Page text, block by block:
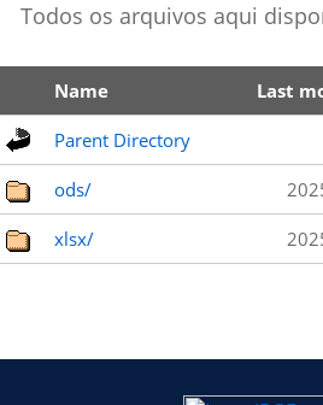
Todos os arquivos aqui
Name Last
Parent Directory
ods/
xlsx/